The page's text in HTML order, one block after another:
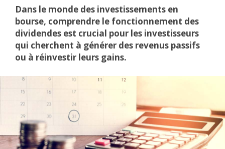
Dans le monde des investissements en
bourse, comprendre le fonctionnement des
dividendes est crucial pour les investisseurs
qui cherchent à générer des revenus passifs
ou à réinvestir leurs gains.